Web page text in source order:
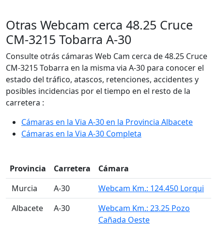
Otras Webcam cerca 48.25 Cruce
CM-3215 Tobarra A-30
Consulte otrás cámaras Web Cam cerca de 48.25 Cruce
CM-3215 Tobarra en la misma via A-30 para conocer el
estado del tráfico, atascos, retenciones, accidentes y
posibles incidencias por el tiempo en el resto de la
carretera :
Cámaras en la Via A-30 en la Provincia Albacete
Cámaras en la Via A-30 Completa
Provincia Carretera
Cámara
󠁭󠁶󠁳󠁣󠁿 Murcia
A-30
Webcam Km.: 124.450 Lorqui
󠁭󠁶󠁳󠁣󠁿 Albacete
A-30
Webcam Km.: 23.25 Pozo
Cañada Oeste